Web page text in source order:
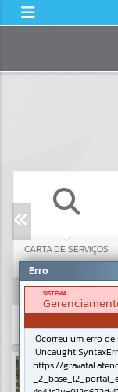
CARTA DE SERVIÇOS
Resultados
Erro
SISTEMA
Ocorreu um erro de
Uncaught
https://